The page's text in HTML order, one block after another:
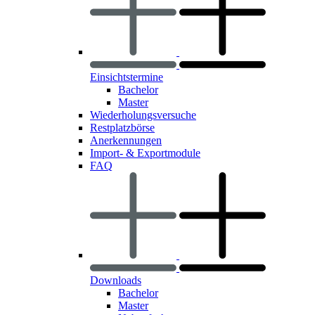
Einsichtstermine
Bachelor
Master
Wiederholungsversuche
Restplatzbörse
Anerkennungen
Import- & Exportmodule
FAQ
Downloads
Bachelor
Master